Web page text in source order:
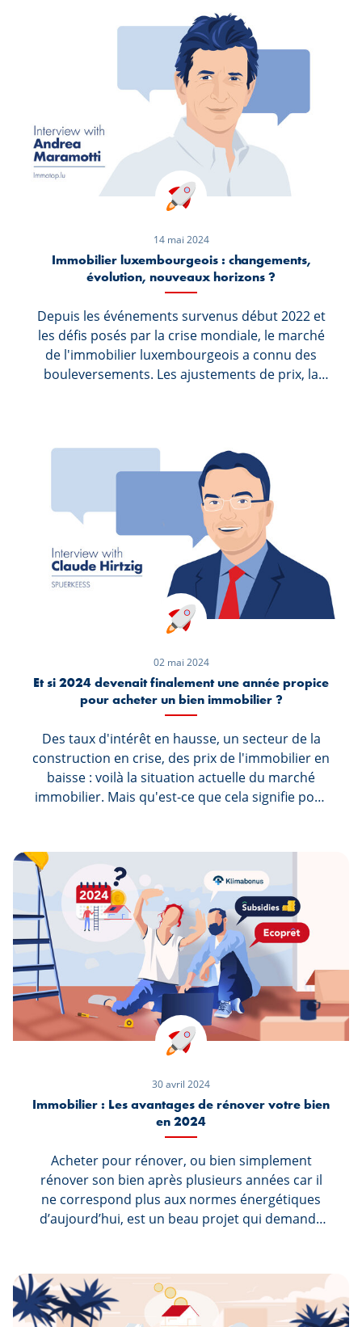
stabiliser et les nombreuses mesures pensées
pour relancer ce secteur ont finalement été
prolongées jusqu’au 1er juillet 2025. Une bonne
nouvelle si vous aviez prévu d’acheter dans un
futur proche, car cette première moitié d’année
2025 devient alors le moment idéal pour
remettre vos projets immobiliers sur le tapis.
14 mai 2024
Immobilier luxembourgeois : changements,
évolution, nouveaux horizons ?
Depuis les événements survenus début 2022 et
les défis posés par la crise mondiale, le marché
de l'immobilier luxembourgeois a connu des
bouleversements. Les ajustements de prix, la
Andrea Maramotti, Directeur Général
d'Immotop.lu, sur la situation actuelle.
02 mai 2024
Et si 2024 devenait finalement une année propice
pour acheter un bien immobilier ?
Des taux d'intérêt en hausse, un secteur de la
construction en crise, des prix de l'immobilier en
baisse : voilà la situation actuelle du marché
immobilier. Mais qu'est-ce que cela signifie pour
entretenus avec Claude Hirtzig, Head of Retail &
Professional Banking, auprès de Spuerkeess,
afin d’en savoir plus sur le développement du
marché immobilier et le financement des
logements.
30 avril 2024
Immobilier : Les avantages de rénover votre bien
en 2024
Acheter pour rénover, ou bien simplement
rénover son bien après plusieurs années car il
ne correspond plus aux normes énergétiques
d’aujourd’hui, est un beau projet qui demande
nouveautés du secteur de l’énergie en
contactant divers prestataires, mais aussi en
prenant connaissance de toutes les aides